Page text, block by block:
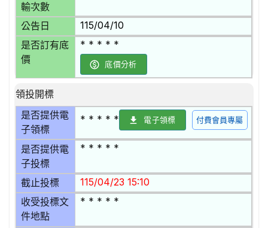
輸次數
公告日 115/04/10
是否訂有底
價
* * * * *
底價分析
領投開標
是否提供電
子領標
* * * * * 電子領標 付費會員專屬
是否提供電
子投標
* * * * *
截止投標 115/04/23 15:10
收受投標文
件地點
* * * * *